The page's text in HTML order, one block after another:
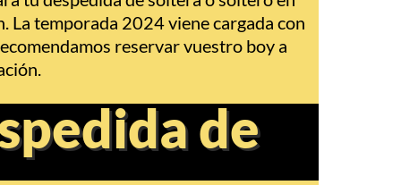
La temporada 2024 viene cargada con
reservar vuestro boy a
de